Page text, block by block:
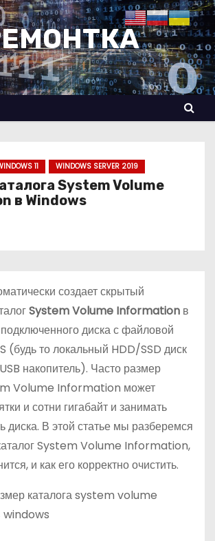
11 WINDOWS SERVER 2019
System Volume
в Windows
создает скрытый
SystemVolume Information в
диска с файловой
(будь то локальный HDD/SSD диск
накопитель). Часто размер
Volume Information может
и сотни гигабайт и занимать
диска. В этой статье мы разберемся
System Volume Information,
и как его корректно очистить.